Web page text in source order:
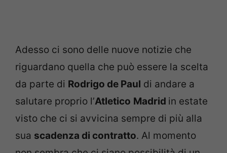
Adesso ci sono delle nuove notizie che
riguardano quella che può essere la scelta
da parte di Rodrigo de Paul di andare a
salutare proprio l’Atletico Madrid in estate
visto che ci si avvicina sempre di più alla
sua scadenza di contratto. Al momento